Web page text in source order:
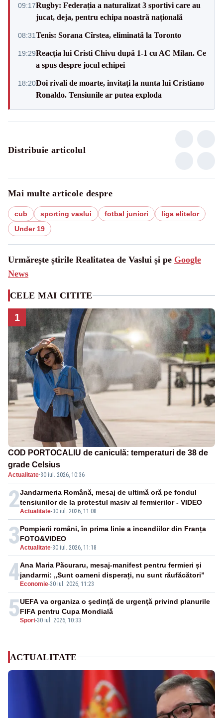
09:17Rugby: Federația a naturalizat 3 sportivi care au
jucat, deja, pentru echipa noastră națională
08:31Tenis: Sorana Cîrstea, eliminată la Toronto
19:29Reacția lui Cristi Chivu după 1-1 cu AC Milan. Ce
a spus despre jocul echipei
18:20Doi rivali de moarte, invitați la nunta lui Cristiano
Ronaldo. Tensiunile ar putea exploda
Distribuie articolul
Mai multe articole despre
cub sporting vaslui fotbal juniori
liga elitelor
Under 19
Urmărește știrile Realitatea de Vaslui și pe Google
News
CELE MAI CITITE
1
COD PORTOCALIU de caniculă: temperaturi de 38 de
grade Celsius
Actualitate·30 iul. 2026, 10:36
2Actualitate-30 iul. 2026, 11:08
Jandarmeria Română, mesaj de ultimă oră pe fondul
tensiunilor de la protestul masiv al fermierilor - VIDEO
3Actualitate-30 iul. 2026, 11:18
Pompierii români, în prima linie a incendiilor din Franța
FOTO&VIDEO
4Economie-30 iul. 2026, 11:23
Ana Maria Păcuraru, mesaj-manifest pentru fermieri și
jandarmi: „Sunt oameni disperați, nu sunt răufăcători”
5Sport-30 iul. 2026, 10:33
UEFA va organiza o şedinţă de urgenţă privind planurile
FIFA pentru Cupa Mondială
ACTUALITATE